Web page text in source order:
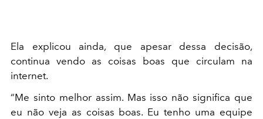
Ela explicou ainda, que apesar dessa decisão,
continua vendo as coisas boas que circulam na
internet.
“Me sinto melhor assim. Mas isso não significa que
eu não veja as coisas boas. Eu tenho uma equipe